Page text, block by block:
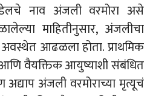
नाव अंजली वरमोरा असे
माहितीनुसार, अंजलीचा
आढळला होता. प्राथमिक
वैयक्तिक आयुष्याशी संबंधित
अंजली वरमोराच्या मृत्यूचं